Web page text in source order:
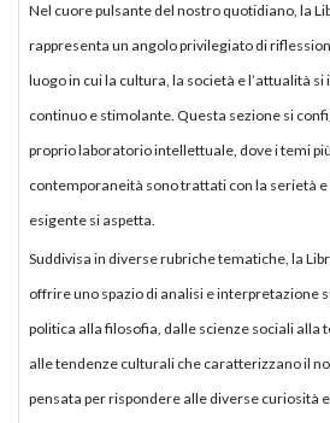
Nel cuore pulsante del nostro quotidiano, la
rappresenta un angolo privilegiato di
luogo in cui la cultura, la società e l’attualità
continuo e stimolante. Questa sezione si
proprio laboratorio intellettuale, dove i temi
contemporaneità sono trattati con la serietà
esigente si aspetta.
Suddivisa in diverse rubriche tematiche, la
offrire uno spazio di analisi e interpretazione
politica alla filosofia, dalle scienze sociali alla
alle tendenze culturali che caratterizzano il
pensata per rispondere alle diverse curiosità